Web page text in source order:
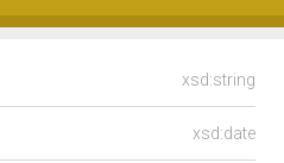
xsd:string
xsd:date